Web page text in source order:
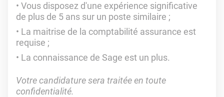
Vous disposez d'une expérience significative
de plus de 5 ans sur un poste similaire ;
La maitrise de la comptabilité assurance est
requise ;
La connaissance de Sage est un plus.
Votre candidature sera traitée en toute
confidentialité.